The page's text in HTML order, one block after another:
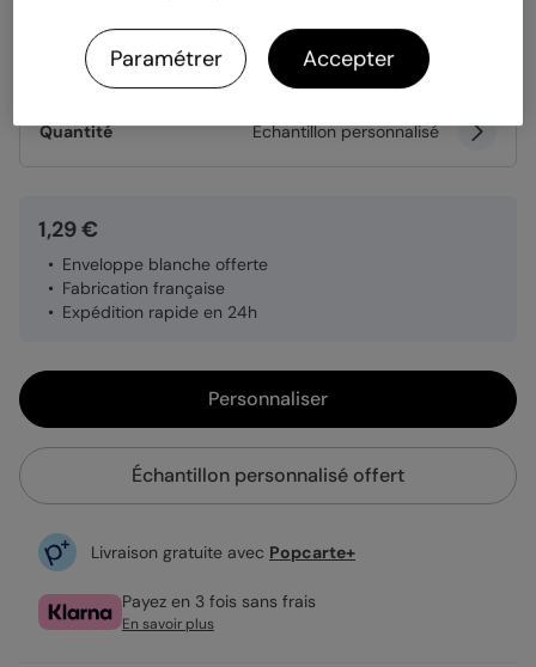
Papier Papier Satiné
Quantité Échantillon personnalisé
1,29 €
Enveloppe blanche offerte
Fabrication française
Expédition rapide en 24h
Personnaliser
Échantillon personnalisé offert
Livraison gratuite avec Popcarte+
Payez en 3 fois sans frais
En savoir plus
Paramétrer Accepter